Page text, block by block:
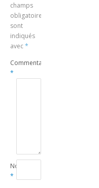
champs
obligatoires
sont
indiqués
avec*
Commentaire
*
Nom
*